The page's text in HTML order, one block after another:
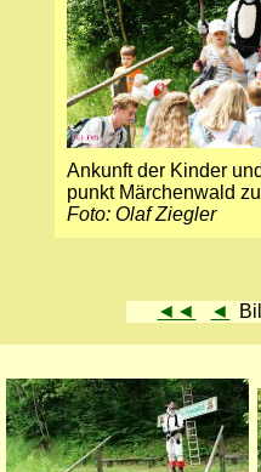
Ankunft der Kinder
punkt Märchen­wald
Foto: Olaf Ziegler
◄◄ ◄